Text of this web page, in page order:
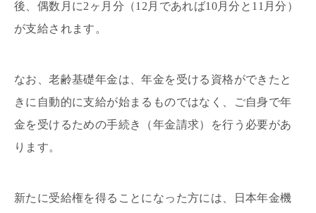
後、偶数月に2ヶ月分（12月であれば10月分と11月分）
が支給されます。
なお、老齢基礎年金は、年金を受ける資格ができたと
きに自動的に支給が始まるものではなく、ご自身で年
金を受けるための手続き（年金請求）を行う必要があ
ります。
新たに受給権を得ることになった方には、日本年金機